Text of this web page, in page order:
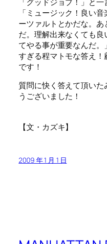
「ミュージック！良い
ーツァルトとかだな。
だ。理解出来なくても
てやる事が重要なんだ
すぎる程マトモな答え
です！
質問に快く答えて頂い
うございました！
【文・ カズキ 】
2009 年 1 月 1 日